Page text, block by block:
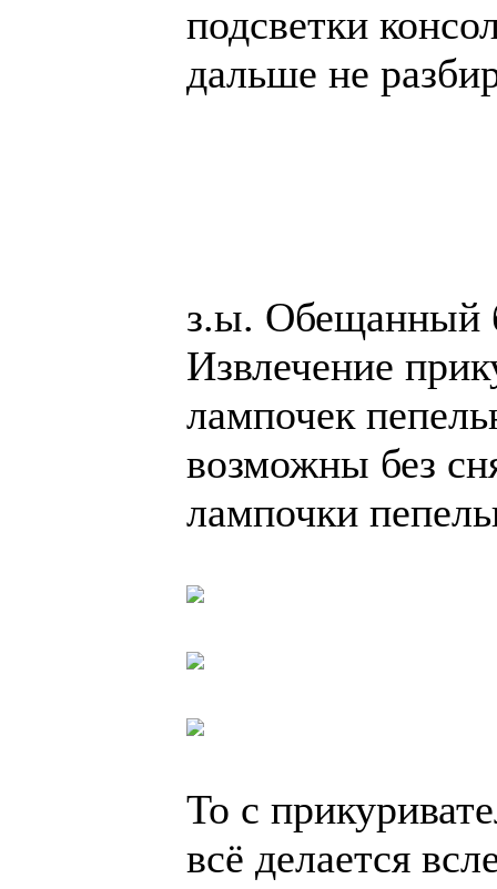
подсветки
дальше не
з.ы. Обещанный
Извлечение
лампочек
возможны без
лампочки
То с
всё делается